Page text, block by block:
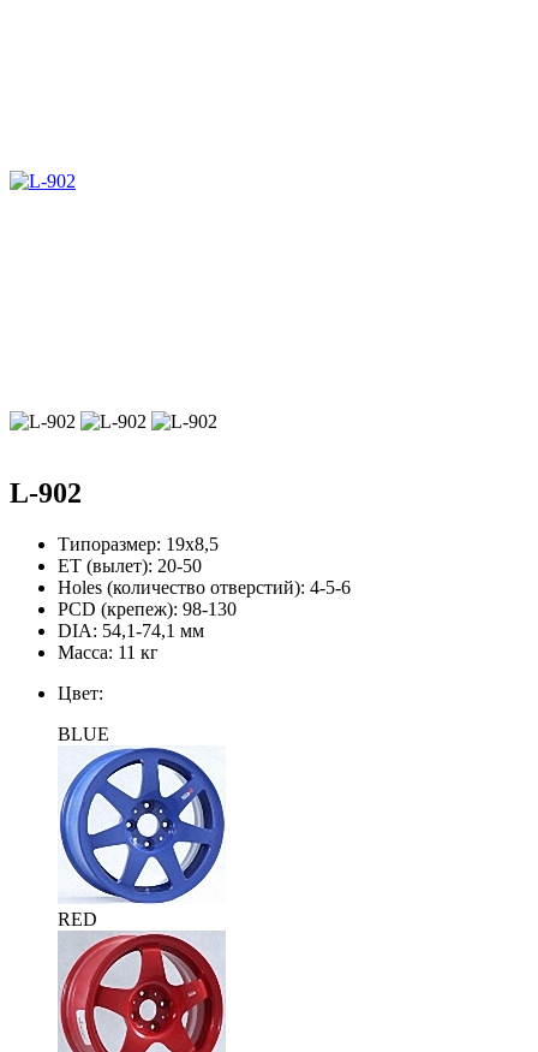
L-902
Типоразмер: 19х8,5
ЕТ (вылет): 20-50
Holes (количество отверстий): 4-5-6
PCD (крепеж): 98-130
DIA: 54,1-74,1 мм
Масса: 11 кг
Цвет:
BLUE
RED